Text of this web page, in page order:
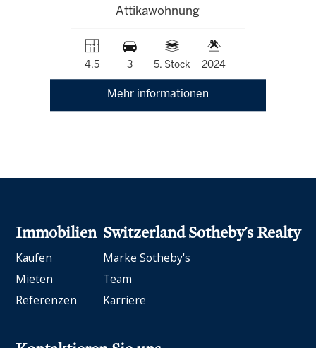
Attikawohnung
4.5 3 5. Stock 2024
Mehr informationen
Immobilien
Kaufen
Mieten
Referenzen
Switzerland Sotheby's Realty
Marke Sotheby's
Team
Karriere